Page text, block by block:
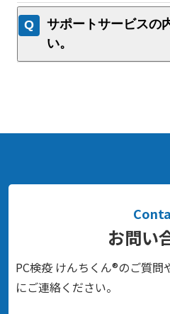
サポートサービスの
い。
お問い
PC検疫 けんちくん®のご質
にご連絡ください。